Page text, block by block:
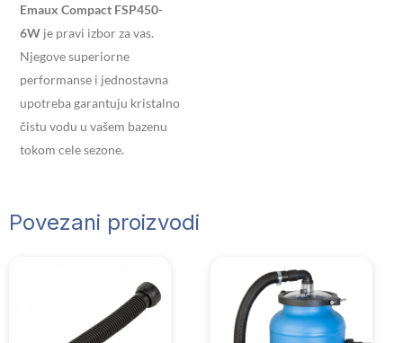
Emaux Compact FSP450-
6W je pravi izbor za vas.
Njegove superiorne
performanse i jednostavna
upotreba garantuju kristalno
čistu vodu u vašem bazenu
tokom cele sezone.
Povezani proizvodi